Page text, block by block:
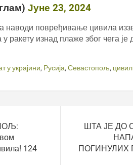
Јуне 23, 2024
наводи повређивање цивила
ракету изнад плаже због чега је
у украјини, Русија, Севастопољ,
124
ШТА ЈЕ ДО
ПОГИНУЛИХ